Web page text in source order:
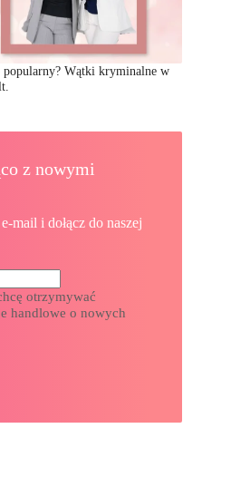
popularny? Wątki kryminalne w
z nowymi
mail i dołącz do naszej
otrzymywać
handlowe o nowych